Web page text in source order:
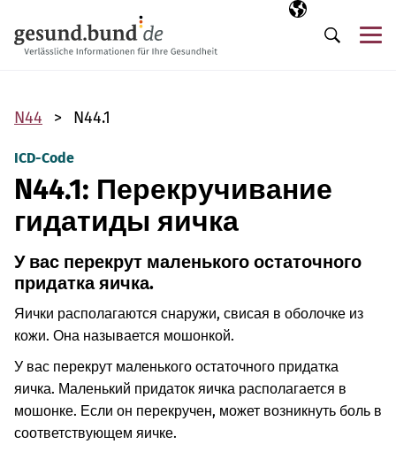
Выбранный
RU
Поиск
N44 N44.1
ICD-Code
N44.1: Перекручивание
гидатиды яичка
У вас перекрут маленького остаточного
придатка яичка.
Яички располагаются снаружи, свисая в оболочке из
кожи. Она называется мошонкой.
У вас перекрут маленького остаточного придатка
яичка. Маленький придаток яичка располагается в
мошонке. Если он перекручен, может возникнуть боль в
соответствующем яичке.